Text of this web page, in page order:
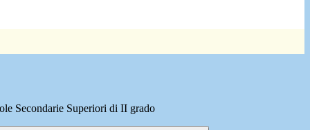
Secondarie Superiori di II grado